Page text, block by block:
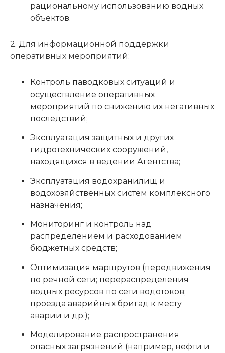
рациональному использованию водных
объектов.
2. Для информационной поддержки
оперативных мероприятий:
Контроль паводковых ситуаций и
осуществление оперативных
мероприятий по снижению их негативных
последствий;
Эксплуатация защитных и других
гидротехнических сооружений,
находящихся в ведении Агентства;
Эксплуатация водохранилищ и
водохозяйственных систем комплексного
назначения;
Мониторинг и контроль над
распределением и расходованием
бюджетных средств;
Оптимизация маршрутов (передвижения
по речной сети; перераспределения
водных ресурсов по сети водотоков;
проезда аварийных бригад к месту
аварии и др.);
Моделирование распространения
опасных загрязнений (например, нефти и